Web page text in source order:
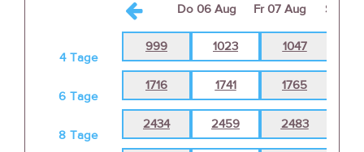
Do 06 Aug Fr07 Aug Sa
4 Tage
999 1023 1047
6 Tage
1716 1741 1765
8 Tage
2434 2459 2483